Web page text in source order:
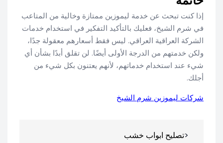
إذا كنت تبحث عن خدمة ليموزين ممتازة وخالية من المتاعب
في شرم الشيخ، فعليك بالتأكيد التفكير في استخدام خدمات
الشركة العراقية العراقي. ليس فقط أسعارهم معقولة جدًا،
ولكن خدمتهم من الدرجة الأولى أيضًا. لن تقلق أبدًا بشأن أي
شيء عند استخدام خدماتهم، لأنهم يعتنون بكل شيء من
أجلك.
شركات ليموزين شرم الشيخ
المقالاتتصليح ابواب خشب